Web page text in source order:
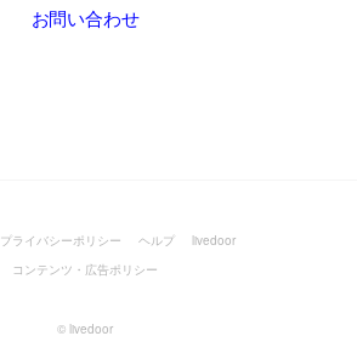
お問い合わせ
プライバシーポリシー ヘルプ
livedoor
コンテンツ・広告ポリシー
© livedoor